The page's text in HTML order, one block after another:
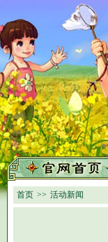
首页 >> 活动新闻